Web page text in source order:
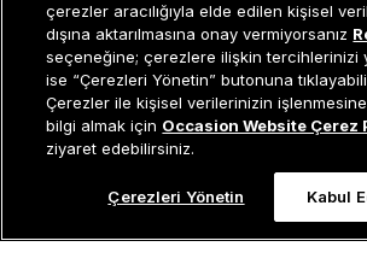
Tükendi
Müşteri İlişkileri0 850 800 01 20
çerezler aracılığıyla elde edilen kişisel
dışına aktarılmasına onay vermiyorsanız
seçeneğine; çerezlere ilişkin tercihlerinizi
ise “Çerezleri Yönetin” butonuna
Çerezler ile kişisel verilerinizin
bilgi almak için Occasion Website Çerez
ziyaret edebilirsiniz.
Çerezleri Yönetin Kabul